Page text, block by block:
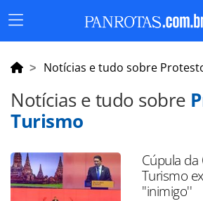
Menu
Principal
Notícias e tudo sobre
Notícias e tudo sobre
Turismo
Cúpula
Turismo
''inimigo''